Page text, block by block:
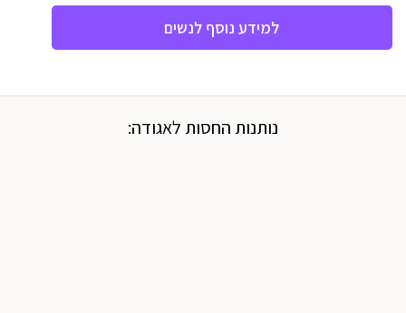
למידע נוסף לנשים
נותנות החסות לאגודה: